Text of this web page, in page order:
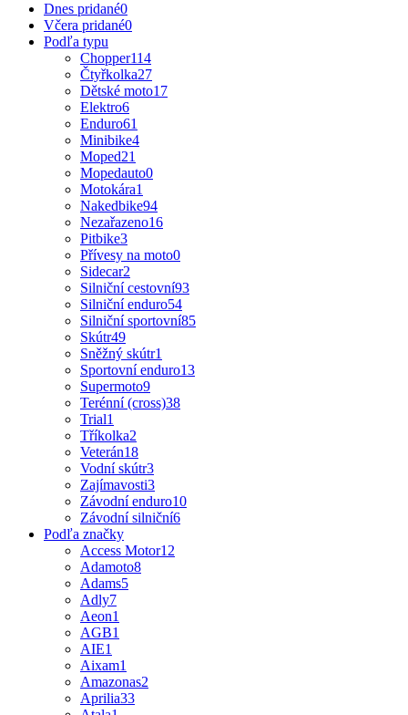
Dnes pridané0
Včera pridané0
Podľa typu
Chopper114
Čtyřkolka27
Dětské moto17
Elektro6
Enduro61
Minibike4
Moped21
Mopedauto0
Motokára1
Nakedbike94
Nezařazeno16
Pitbike3
Přívesy na moto0
Sidecar2
Silniční cestovní93
Silniční enduro54
Silniční sportovní85
Skútr49
Sněžný skútr1
Sportovní enduro13
Supermoto9
Terénní (cross)38
Trial1
Tříkolka2
Veterán18
Vodní skútr3
Zajímavosti3
Závodní enduro10
Závodní silniční6
Podľa značky
Access Motor12
Adamoto8
Adams5
Adly7
Aeon1
AGB1
AIE1
Aixam1
Amazonas2
Aprilia33